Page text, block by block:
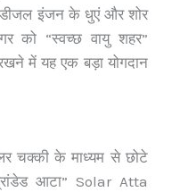
इंजन के धुएं और शोर
को “स्वच्छ वायु शहर”
में यह एक बड़ा योगदान
चक्की के माध्यम से छोटे
आटा” Solar Atta